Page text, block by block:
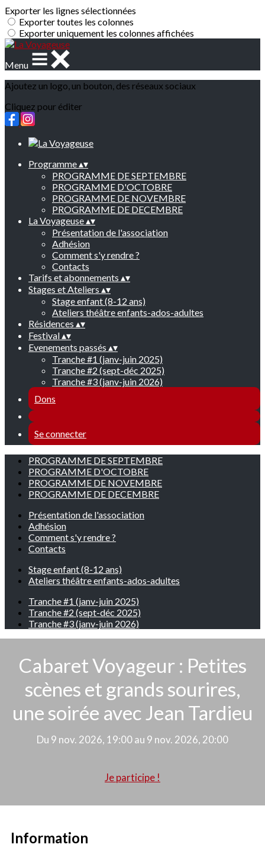
Exporter les lignes sélectionnées
Exporter toutes les colonnes
Exporter uniquement les colonnes affichées
Menu
Ajoutez un logo, un bouton, des réseaux sociaux
Cliquez pour éditer
Programme▴▾
PROGRAMME DE SEPTEMBRE
PROGRAMME D'OCTOBRE
PROGRAMME DE NOVEMBRE
PROGRAMME DE DECEMBRE
La Voyageuse▴▾
Présentation de l'association
Adhésion
Comment s'y rendre ?
Contacts
Tarifs et abonnements ▴▾
Stages et Ateliers ▴▾
Stage enfant (8-12 ans)
Ateliers théâtre enfants-ados-adultes
Résidences ▴▾
Festival▴▾
Evenements passés ▴▾
Tranche #1 (janv-juin 2025)
Tranche #2 (sept-déc 2025)
Tranche #3 (janv-juin 2026)
Dons
Se connecter
PROGRAMME DE SEPTEMBRE
PROGRAMME D'OCTOBRE
PROGRAMME DE NOVEMBRE
PROGRAMME DE DECEMBRE
Présentation de l'association
Adhésion
Comment s'y rendre ?
Contacts
Stage enfant (8-12 ans)
Ateliers théâtre enfants-ados-adultes
Tranche #1 (janv-juin 2025)
Tranche #2 (sept-déc 2025)
Tranche #3 (janv-juin 2026)
Cabaret Voyageur : Petites
scènes et grands sourires,
une soirée avec Jean Tardieu
Du 9 nov. 2026, 19:00 au 9 nov. 2026, 20:00
Je participe !
Information